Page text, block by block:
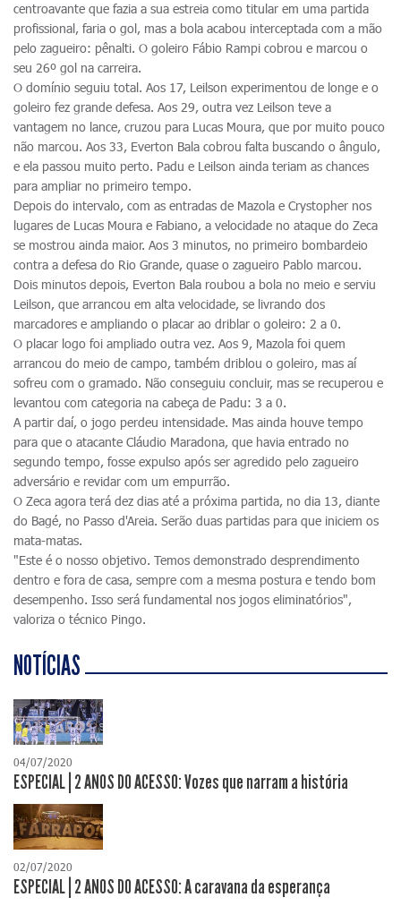
centroavante que fazia a sua estreia como titular em uma partida
profissional, faria o gol, mas a bola acabou interceptada com a mão
pelo zagueiro: pênalti. O goleiro Fábio Rampi cobrou e marcou o
seu 26º gol na carreira.
O domínio seguiu total. Aos 17, Leilson experimentou de longe e o
goleiro fez grande defesa. Aos 29, outra vez Leilson teve a
vantagem no lance, cruzou para Lucas Moura, que por muito pouco
não marcou. Aos 33, Everton Bala cobrou falta buscando o ângulo,
e ela passou muito perto. Padu e Leilson ainda teriam as chances
para ampliar no primeiro tempo.
Depois do intervalo, com as entradas de Mazola e Crystopher nos
lugares de Lucas Moura e Fabiano, a velocidade no ataque do Zeca
se mostrou ainda maior. Aos 3 minutos, no primeiro bombardeio
contra a defesa do Rio Grande, quase o zagueiro Pablo marcou.
Dois minutos depois, Everton Bala roubou a bola no meio e serviu
Leilson, que arrancou em alta velocidade, se livrando dos
marcadores e ampliando o placar ao driblar o goleiro: 2 a 0.
O placar logo foi ampliado outra vez. Aos 9, Mazola foi quem
arrancou do meio de campo, também driblou o goleiro, mas aí
sofreu com o gramado. Não conseguiu concluir, mas se recuperou e
levantou com categoria na cabeça de Padu: 3 a 0.
A partir daí, o jogo perdeu intensidade. Mas ainda houve tempo
para que o atacante Cláudio Maradona, que havia entrado no
segundo tempo, fosse expulso após ser agredido pelo zagueiro
adversário e revidar com um empurrão.
O Zeca agora terá dez dias até a próxima partida, no dia 13, diante
do Bagé, no Passo d'Areia. Serão duas partidas para que iniciem os
mata-matas.
"Este é o nosso objetivo. Temos demonstrado desprendimento
dentro e fora de casa, sempre com a mesma postura e tendo bom
desempenho. Isso será fundamental nos jogos eliminatórios",
valoriza o técnico Pingo.
NOTÍCIAS
04/07/2020
ESPECIAL | 2 ANOS DO ACESSO: Vozes que narram a história
02/07/2020
ESPECIAL | 2 ANOS DO ACESSO: A caravana da esperança